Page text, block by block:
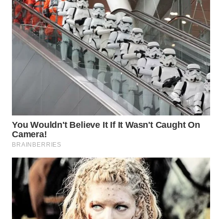
WN
PAKPAK
WN
KARAWANG
WN
BOGOR
WN
DEPOK
WN
TAPANULI